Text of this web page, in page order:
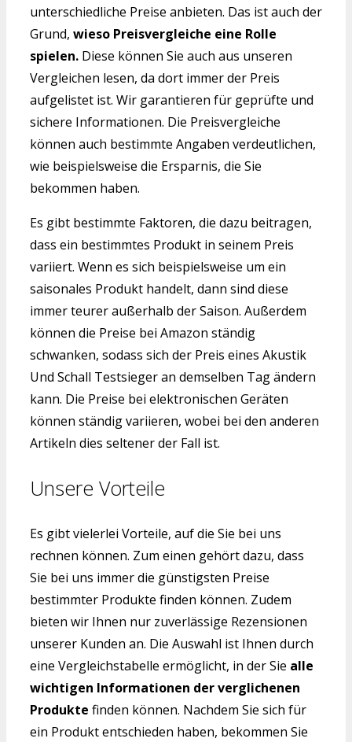
unterschiedliche Preise anbieten. Das ist auch der
Grund, wieso Preisvergleiche eine Rolle
spielen. Diese können Sie auch aus unseren
Vergleichen lesen, da dort immer der Preis
aufgelistet ist. Wir garantieren für geprüfte und
sichere Informationen. Die Preisvergleiche
können auch bestimmte Angaben verdeutlichen,
wie beispielsweise die Ersparnis, die Sie
bekommen haben.
Es gibt bestimmte Faktoren, die dazu beitragen,
dass ein bestimmtes Produkt in seinem Preis
variiert. Wenn es sich beispielsweise um ein
saisonales Produkt handelt, dann sind diese
immer teurer außerhalb der Saison. Außerdem
können die Preise bei Amazon ständig
schwanken, sodass sich der Preis eines Akustik
Und Schall Testsieger an demselben Tag ändern
kann. Die Preise bei elektronischen Geräten
können ständig variieren, wobei bei den anderen
Artikeln dies seltener der Fall ist.
Unsere Vorteile
Es gibt vielerlei Vorteile, auf die Sie bei uns
rechnen können. Zum einen gehört dazu, dass
Sie bei uns immer die günstigsten Preise
bestimmter Produkte finden können. Zudem
bieten wir Ihnen nur zuverlässige Rezensionen
unserer Kunden an. Die Auswahl ist Ihnen durch
eine Vergleichstabelle ermöglicht, in der Sie alle
wichtigen Informationen der verglichenen
Produkte finden können. Nachdem Sie sich für
ein Produkt entschieden haben, bekommen Sie